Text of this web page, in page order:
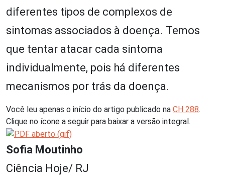
diferentes tipos de complexos de
sintomas associados à doença. Temos
que tentar atacar cada sintoma
individualmente, pois há diferentes
mecanismos por trás da doença.
Você leu apenas o início do artigo publicado na CH 288.
Clique no ícone a seguir para baixar a versão integral.
Sofia Moutinho
Ciência Hoje/ RJ